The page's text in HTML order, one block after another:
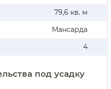
79,6 кв. м
Мансарда
4
под усадку